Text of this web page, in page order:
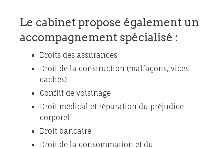
Le cabinet propose également un
accompagnement spécialisé :
Droits des assurances
Droit de la construction (malfaçons, vices
cachés)
Conflit de voisinage
Droit médical et réparation du préjudice
corporel
Droit bancaire
Droit de la consommation et du